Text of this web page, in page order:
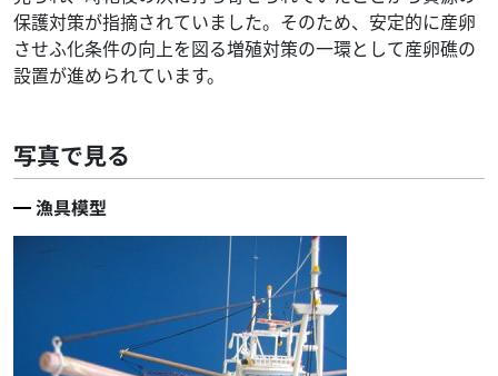
保護対策が指摘されていました。そのため、安定的に産卵
させふ化条件の向上を図る増殖対策の一環として産卵礁の
設置が進められています。
写真で見る
漁具模型